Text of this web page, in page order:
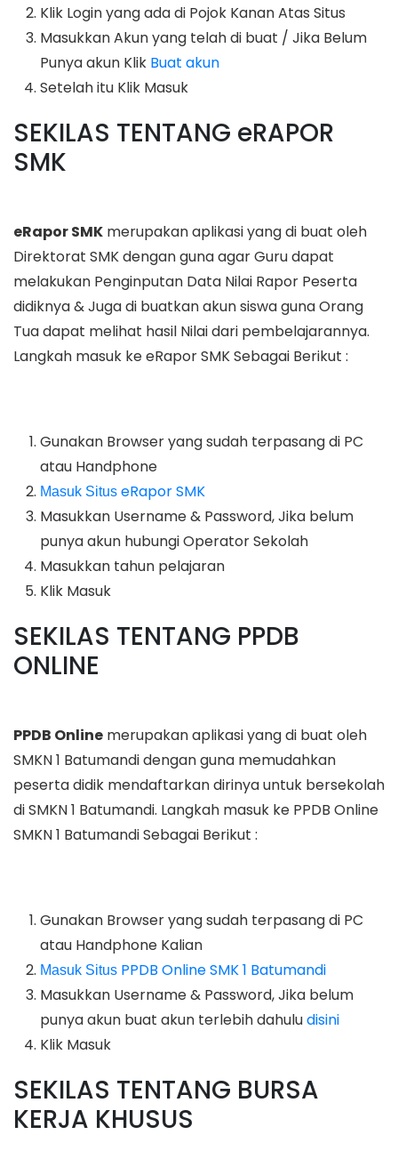
Klik Login yang ada di Pojok Kanan Atas Situs
Masukkan Akun yang telah di buat / Jika Belum
Punya akun Klik Buat akun
Setelah itu Klik Masuk
SEKILAS TENTANG eRAPOR
SMK
eRapor SMK merupakan aplikasi yang di buat oleh
Direktorat SMK dengan guna agar Guru dapat
melakukan Penginputan Data Nilai Rapor Peserta
didiknya & Juga di buatkan akun siswa guna Orang
Tua dapat melihat hasil Nilai dari pembelajarannya.
Langkah masuk ke eRapor SMK Sebagai Berikut :
Gunakan Browser yang sudah terpasang di PC
atau Handphone
Masuk Situs eRapor SMK
Masukkan Username & Password, Jika belum
punya akun hubungi Operator Sekolah
Masukkan tahun pelajaran
Klik Masuk
SEKILAS TENTANG PPDB
ONLINE
PPDB Online merupakan aplikasi yang di buat oleh
SMKN 1 Batumandi dengan guna memudahkan
peserta didik mendaftarkan dirinya untuk bersekolah
di SMKN 1 Batumandi. Langkah masuk ke PPDB Online
SMKN 1 Batumandi Sebagai Berikut :
Gunakan Browser yang sudah terpasang di PC
atau Handphone Kalian
Masuk Situs PPDB Online SMK 1 Batumandi
Masukkan Username & Password, Jika belum
punya akun buat akun terlebih dahuludisini
Klik Masuk
SEKILAS TENTANG BURSA
KERJA KHUSUS